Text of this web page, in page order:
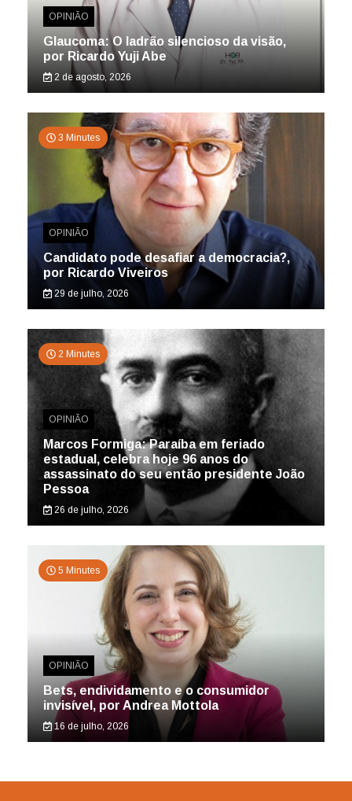
OPINIÃO
Glaucoma: O ladrão silencioso da visão,
por Ricardo Yuji Abe
2 de agosto, 2026
3 Minutes
OPINIÃO
Candidato pode desafiar a democracia?,
por Ricardo Viveiros
29 de julho, 2026
2 Minutes
OPINIÃO
Marcos Formiga: Paraíba em feriado
estadual, celebra hoje 96 anos do
assassinato do seu então presidente João
Pessoa
26 de julho, 2026
5 Minutes
OPINIÃO
Bets, endividamento e o consumidor
invisível, por Andrea Mottola
16 de julho, 2026